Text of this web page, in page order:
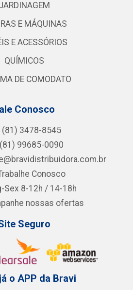
E MÁQUINAS
E ACESSÓRIOS
QUÍMICOS
DE COMODATO
Conosco
(81) 3478-8545
(81) 99685-0090
Conosco
Sex 8-12h / 14-18h
nossas ofertas
Seguro
o APP da Bravi